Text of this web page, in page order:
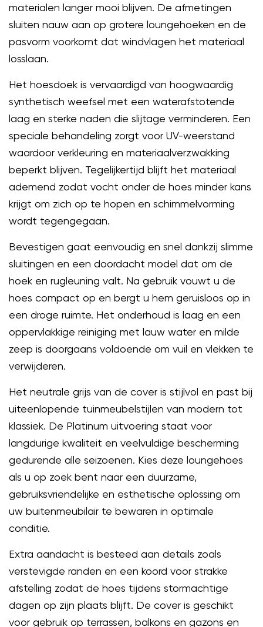
materialen langer mooi blijven. De afmetingen
sluiten nauw aan op grotere loungehoeken en de
pasvorm voorkomt dat windvlagen het materiaal
losslaan.
Het hoesdoek is vervaardigd van hoogwaardig
synthetisch weefsel met een waterafstotende
laag en sterke naden die slijtage verminderen. Een
speciale behandeling zorgt voor UV-weerstand
waardoor verkleuring en materiaalverzwakking
beperkt blijven. Tegelijkertijd blijft het materiaal
ademend zodat vocht onder de hoes minder kans
krijgt om zich op te hopen en schimmelvorming
wordt tegengegaan.
Bevestigen gaat eenvoudig en snel dankzij slimme
sluitingen en een doordacht model dat om de
hoek en rugleuning valt. Na gebruik vouwt u de
hoes compact op en bergt u hem geruisloos op in
een droge ruimte. Het onderhoud is laag en een
oppervlakkige reiniging met lauw water en milde
zeep is doorgaans voldoende om vuil en vlekken te
verwijderen.
Het neutrale grijs van de cover is stijlvol en past bij
uiteenlopende tuinmeubelstijlen van modern tot
klassiek. De Platinum uitvoering staat voor
langdurige kwaliteit en veelvuldige bescherming
gedurende alle seizoenen. Kies deze loungehoes
als u op zoek bent naar een duurzame,
gebruiksvriendelijke en esthetische oplossing om
uw buitenmeubilair te bewaren in optimale
conditie.
Extra aandacht is besteed aan details zoals
verstevigde randen en een koord voor strakke
afstelling zodat de hoes tijdens stormachtige
dagen op zijn plaats blijft. De cover is geschikt
voor gebruik op terrassen, balkons en gazons en